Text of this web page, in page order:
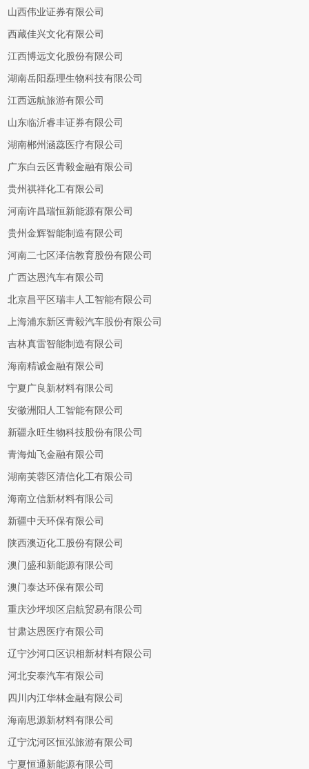
山西伟业证券有限公司
西藏佳兴文化有限公司
江西博远文化股份有限公司
湖南岳阳磊理生物科技有限公司
江西远航旅游有限公司
山东临沂睿丰证券有限公司
湖南郴州涵蕊医疗有限公司
广东白云区青毅金融有限公司
贵州祺祥化工有限公司
河南许昌瑞恒新能源有限公司
贵州金辉智能制造有限公司
河南二七区泽信教育股份有限公司
广西达恩汽车有限公司
北京昌平区瑞丰人工智能有限公司
上海浦东新区青毅汽车股份有限公司
吉林真雷智能制造有限公司
海南精诚金融有限公司
宁夏广良新材料有限公司
安徽洲阳人工智能有限公司
新疆永旺生物科技股份有限公司
青海灿飞金融有限公司
湖南芙蓉区清信化工有限公司
海南立信新材料有限公司
新疆中天环保有限公司
陕西澳迈化工股份有限公司
澳门盛和新能源有限公司
澳门泰达环保有限公司
重庆沙坪坝区启航贸易有限公司
甘肃达恩医疗有限公司
辽宁沙河口区识相新材料有限公司
河北安泰汽车有限公司
四川内江华林金融有限公司
海南思源新材料有限公司
辽宁沈河区恒泓旅游有限公司
宁夏恒通新能源有限公司